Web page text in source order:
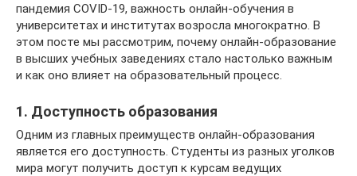
пандемия COVID-19, важность онлайн-обучения в
университетах и институтах возросла многократно. В
этом посте мы рассмотрим, почему онлайн-образование
в высших учебных заведениях стало настолько важным
и как оно влияет на образовательный процесс.
1. Доступность образования
Одним из главных преимуществ онлайн-образования
является его доступность. Студенты из разных уголков
мира могут получить доступ к курсам ведущих